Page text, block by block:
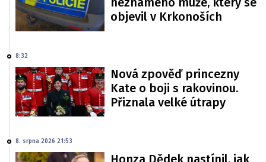
objevil v Krkonoších
8:32
Nová zpověď princezny
Kate o boji s rakovinou.
Přiznala velké útrapy
8. srpna 2026 21:53
Honza Dědek nastínil, jak